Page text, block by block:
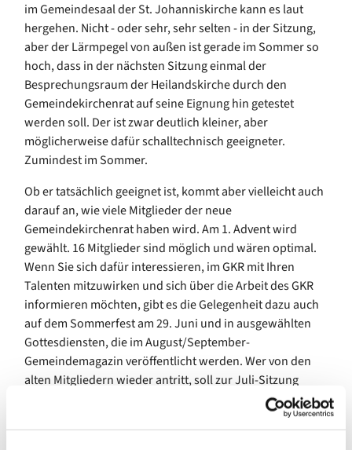
im Gemeindesaal der St. Johanniskirche kann es laut
hergehen. Nicht - oder sehr, sehr selten - in der Sitzung,
aber der Lärmpegel von außen ist gerade im Sommer so
hoch, dass in der nächsten Sitzung einmal der
Besprechungsraum der Heilandskirche durch den
Gemeindekirchenrat auf seine Eignung hin getestet
werden soll. Der ist zwar deutlich kleiner, aber
möglicherweise dafür schalltechnisch geeigneter.
Zumindest im Sommer.
Ob er tatsächlich geeignet ist, kommt aber vielleicht auch
darauf an, wie viele Mitglieder der neue
Gemeindekirchenrat haben wird. Am 1. Advent wird
gewählt. 16 Mitglieder sind möglich und wären optimal.
Wenn Sie sich dafür interessieren, im GKR mit Ihren
Talenten mitzuwirken und sich über die Arbeit des GKR
informieren möchten, gibt es die Gelegenheit dazu auch
auf dem Sommerfest am 29. Juni und in ausgewählten
Gottesdiensten, die im August/September-
Gemeindemagazin veröffentlicht werden. Wer von den
alten Mitgliedern wieder antritt, soll zur Juli-Sitzung
intern bekannt gemacht werden. Am 24. Januar 26 wird
es dann eine Rüste im Meerbaum-Haus geben, in der die